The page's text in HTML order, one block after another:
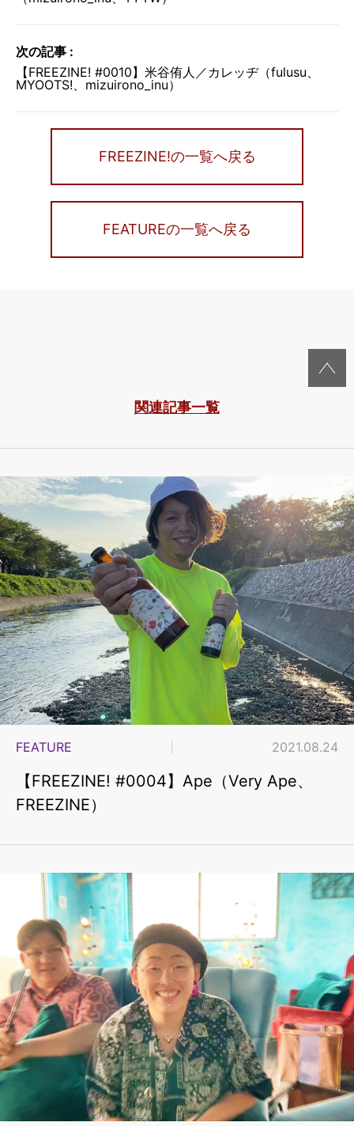
次の記事 :
【FREEZINE! #0010】米谷侑人／カレッヂ（fulusu、
MYOOTS!、mizuirono_inu）
FREEZINE!の一覧へ戻る
FEATUREの一覧へ戻る
関連記事一覧
FEATURE 2021.08.24
【FREEZINE! #0004】Ape（Very Ape、
FREEZINE）